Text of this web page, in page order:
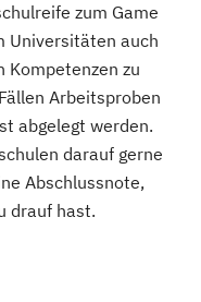
zum Game
Universitäten auch
Kompetenzen zu
Arbeitsproben
abgelegt werden.
darauf gerne
Abschlussnote,
drauf hast.